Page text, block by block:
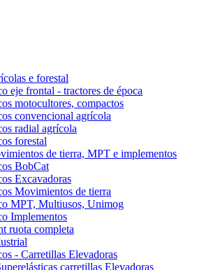
e forestal
eje frontal - tractores de época
motocultores, compactos
convencional agrícola
radial agrícola
forestal
de tierra, MPT e implementos
BobCat
Excavadoras
Movimientos de tierra
MPT, Multiusos, Unimog
Implementos
ruota completa
- Carretillas Elevadoras
carretillas Elevadoras